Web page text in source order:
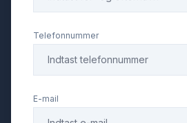
Telefonnummer
E-mail